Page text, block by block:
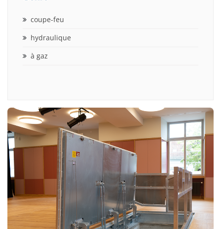
coupe-feu
hydraulique
à gaz